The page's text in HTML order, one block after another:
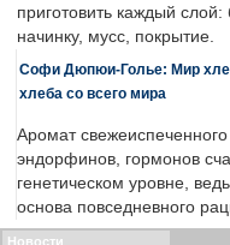
приготовить каждый слой:
начинку, мусс, покрытие.
Софи Дюпюи-Голье: Мир
хлеба со всего мира
Аромат
эндорфинов, гормонов
генетическом уровне,
основа повседневного
Новости